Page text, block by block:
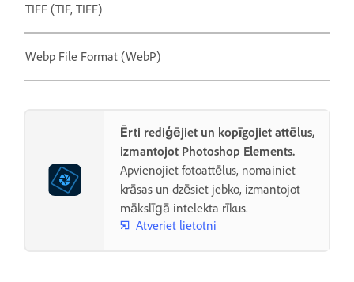
TIFF (TIF, TIFF)
Webp File Format (WebP)
Ērti rediģējiet un kopīgojiet attēlus,
izmantojot Photoshop Elements.
Apvienojiet fotoattēlus, nomainiet
krāsas un dzēsiet jebko, izmantojot
mākslīgā intelekta rīkus.
Atveriet lietotni